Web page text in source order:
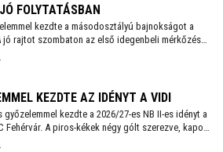
FOLYTATÁSBAN
kezdte a másodosztályú bajnokságot a
jó rajtot szombaton az első idegenbeli mérkőzés
még NB I-es Kazincbarcika otthonában.
KEZDTE AZ IDÉNYT A VIDI
kezdte a 2026/27-es NB II-es idényt a
Fehérvár. A piros-kékek négy gólt szerezve, kapott
múlták felül a tavalyi szezon negyedik